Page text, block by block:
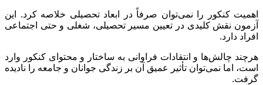
اهمیت کنکور را نمی‌توان صرفاً در ابعاد تحصیلی خلاصه کرد. این
آزمون نقش کلیدی در تعیین مسیر تحصیلی، شغلی و حتی اجتماعی
افراد دارد.
هرچند چالش‌ها و انتقادات فراوانی به ساختار و محتوای کنکور وارد
است، اما نمی‌توان تأثیر عمیق آن بر زندگی جوانان و جامعه را نادیده
گرفت.